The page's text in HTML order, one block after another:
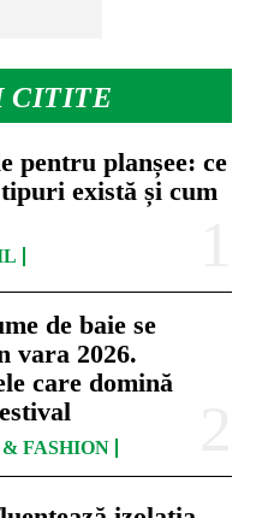
CITITE
pentru planșee: ce
există și cum
de baie se
vara 2026.
care domină
FASHION